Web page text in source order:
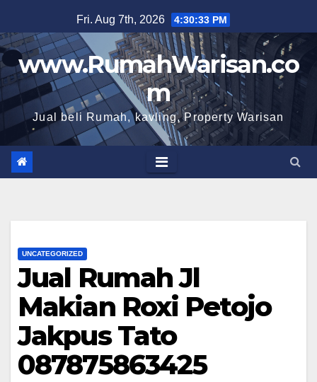
to
content
Fri. Aug 7th, 2026 4:30:35 PM
www.RumahWarisan.co
m
Jual beli Rumah, kavling, Property Warisan
UNCATEGORIZED
Jual Rumah Jl
Makian Roxi Petojo
Jakpus Tato
087875863425